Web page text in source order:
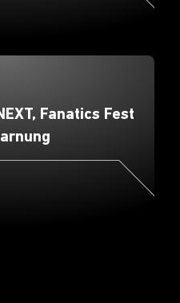
Fanatics Fest